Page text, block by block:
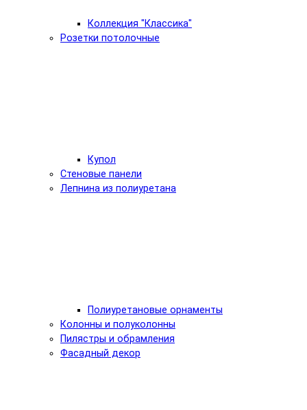
Коллекция "Классика"
Розетки потолочные
Купол
Стеновые панели
Лепнина из полиуретана
Полиуретановые орнаменты
Колонны и полуколонны
Пилястры и обрамления
Фасадный декор